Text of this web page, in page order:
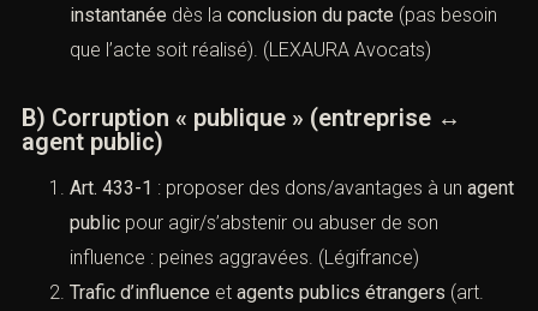
Éléments matériels: pacte, avantage, lien avec
une fonction ou activité ; intention (dol).
instantanéedès laconclusion du pacte(pas besoin
que l’acte soit réalisé). (
B) Corruption « publique » (entreprise ↔
agent public)
Art. 433-1: proposer des dons/avantages à un